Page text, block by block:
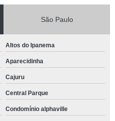
São Paulo
Altos do Ipanema
Aparecidinha
Cajuru
Central Parque
Condomínio alphaville